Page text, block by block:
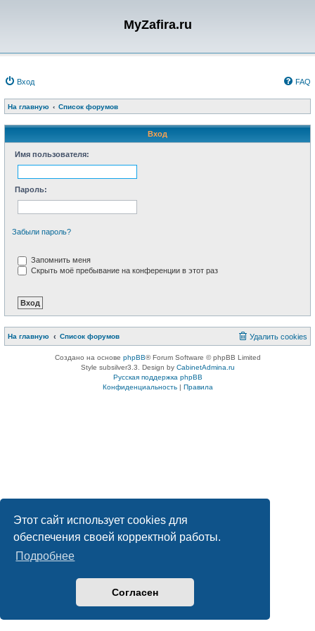
Этот сайт использует cookies для
обеспечения своей корректной работы.
Подробнее
Согласен
MyZafira.ru
Вход FAQ
На главную Список форумов
Вход
Имя пользователя:
Пароль:
Забыли пароль?
Запомнить меня
Скрыть моё пребывание на конференции в этот раз
На главную Список форумов Удалить cookies
Создано на основе phpBB® Forum Software © phpBB Limited
Style subsilver3.3. Design by CabinetAdmina.ru
Русская поддержка phpBB
Конфиденциальность| Правила